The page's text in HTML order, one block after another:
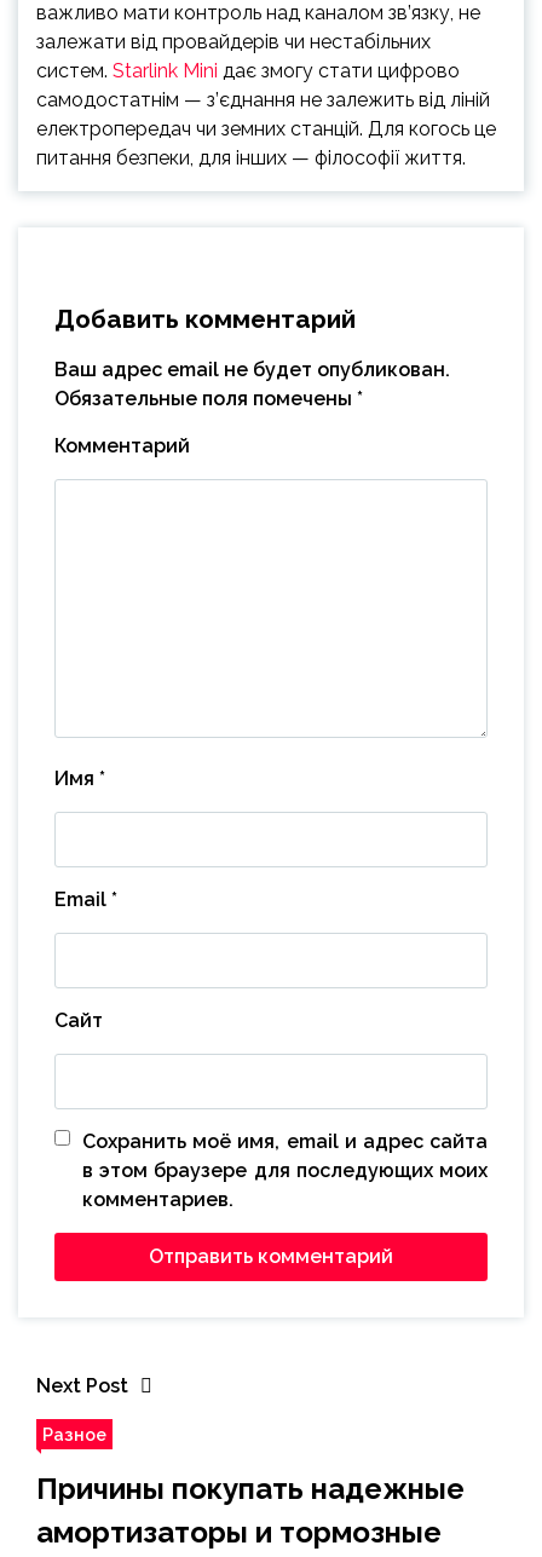
важливо мати контроль над каналом зв’язку, не
залежати від провайдерів чи нестабільних
систем. Starlink Mini дає змогу стати цифрово
самодостатнім — з’єднання не залежить від ліній
електропередач чи земних станцій. Для когось це
питання безпеки, для інших — філософії життя.
Добавить комментарий
Ваш адрес email не будет опубликован.
Обязательные поля помечены *
Комментарий
Имя *
Email *
Сайт
Сохранить моё имя, email и адрес сайта
в этом браузере для последующих моих
комментариев.
Next Post
Разное
Причины покупать надежные
амортизаторы и тормозные